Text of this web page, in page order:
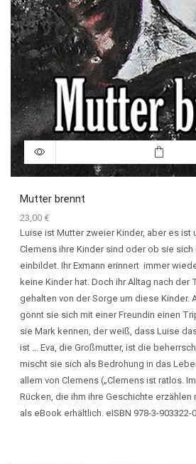
Mutter brennt
23,00 €
Luise ist Mutter zweier Kinder, aber es ist
Clemens ihre Kinder sind oder ob sie sich
einbildet. Ihr Exmann erinnert immer
keine Kinder hat. Doch ihr Alltag nach der
gehalten von der Sorge um diese Kinder.
gönnt sie sich mit einer Freundin einen
sie Mark kennen, der weiß, dass Luise
ist … Eva, die Großmutter, ist die
mischt sie sich als Bedrohung in das
allem von Clemens („Clemens ist ratlos.
Rücken, die ihm ihre Geschichte erzählen
als eBook erhältlich. eISBN 978-3-903322-